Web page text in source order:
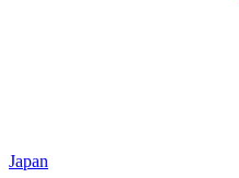
Japan